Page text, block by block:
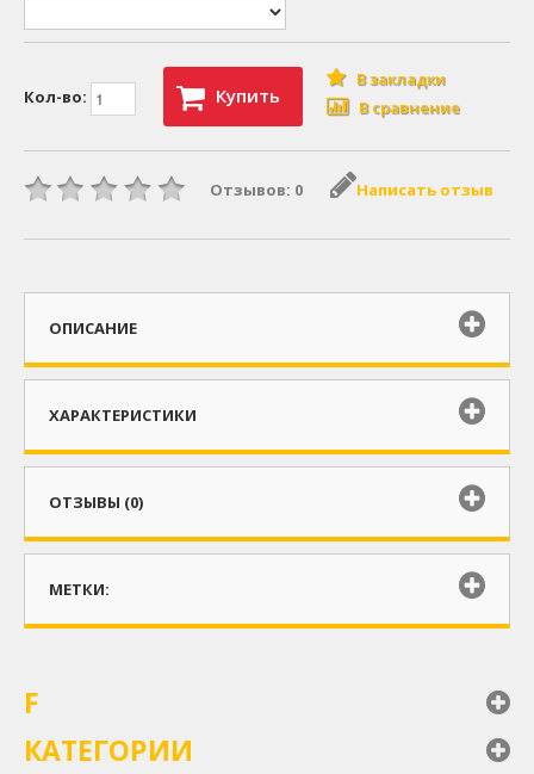
Кол-во: Купить
В закладки
В сравнение
Отзывов: 0 Написать отзыв
ОПИСАНИЕ
ХАРАКТЕРИСТИКИ
ОТЗЫВЫ (0)
МЕТКИ:
F
КАТЕГОРИИ